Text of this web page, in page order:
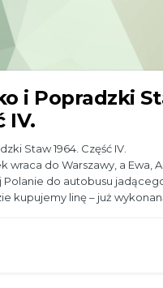
i Popradzki
IV.
Staw 1964. Część IV.
wraca do Warszawy, a Ewa,
Polanie do autobusu
kupujemy linę – już wykonaną